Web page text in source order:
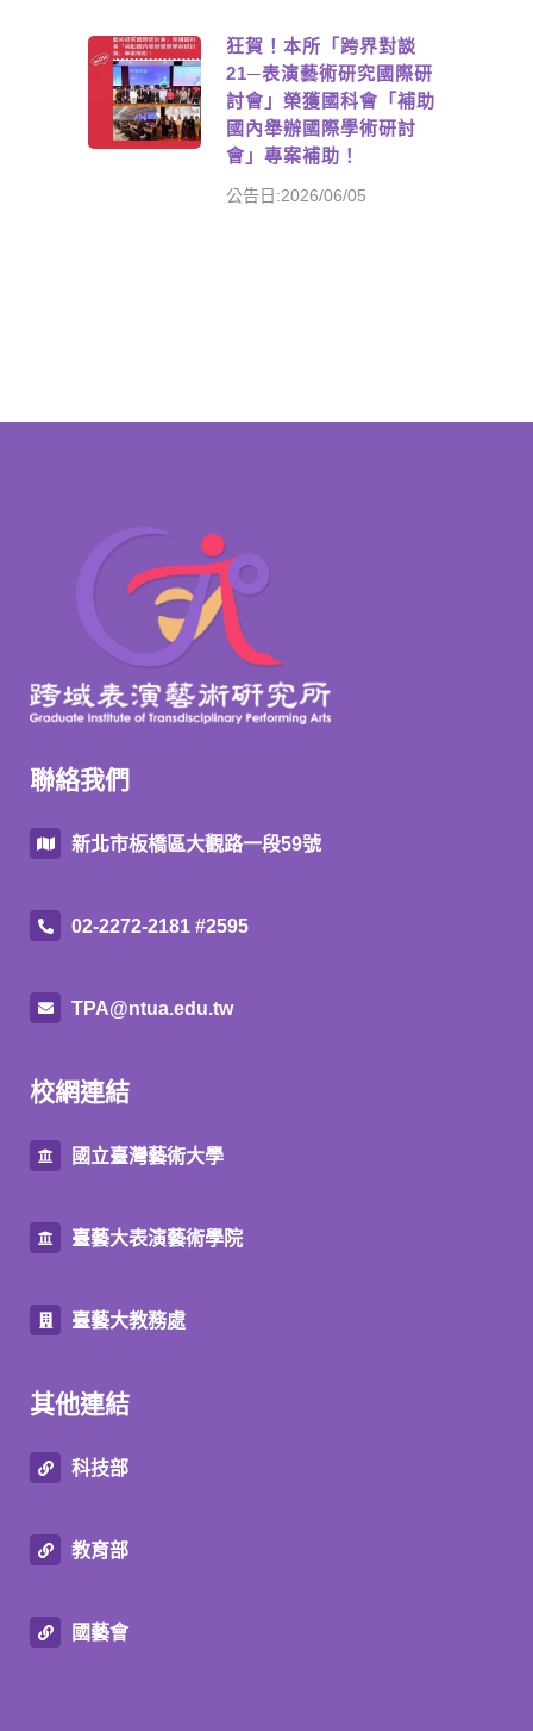
狂賀！本所「跨界對談
21─表演藝術研究國際研
討會」榮獲國科會「補助
國內舉辦國際學術研討
會」專案補助！
公告日:2026/06/05
聯絡我們
新北市板橋區大觀路一段59號
02-2272-2181 #2595
TPA@ntua.edu.tw
校網連結
國立臺灣藝術大學
臺藝大表演藝術學院
臺藝大教務處
其他連結
科技部
教育部
國藝會